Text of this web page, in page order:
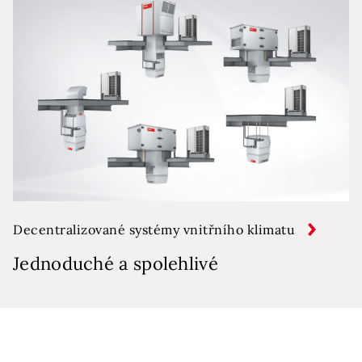
Decentralizované systémy vnitřního klimatu
Jednoduché a spolehlivé